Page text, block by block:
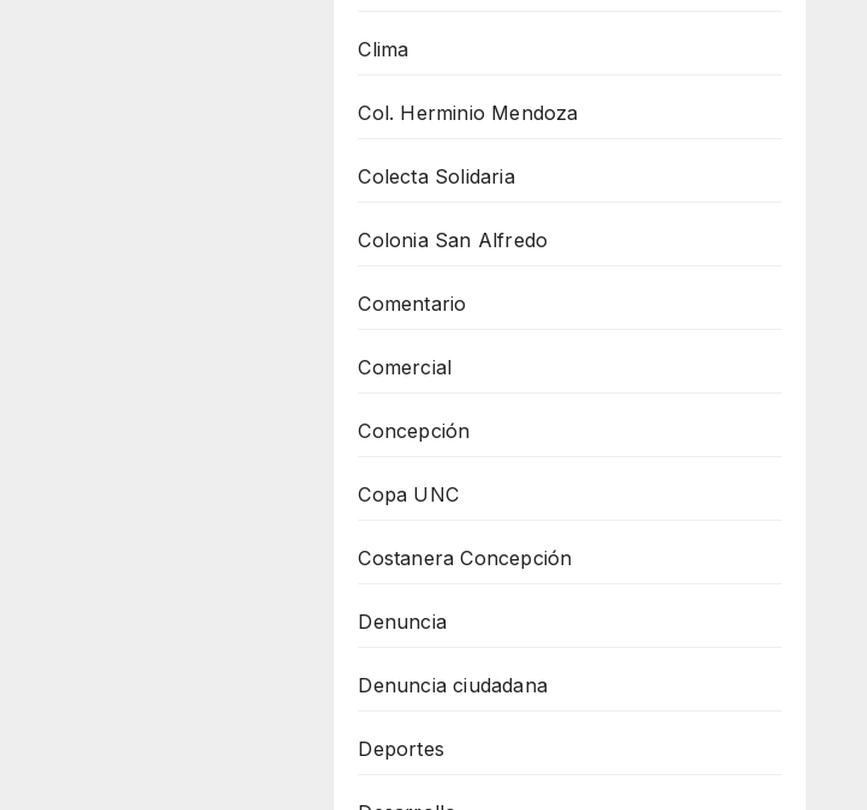
Clima
Col. Herminio Mendoza
Colecta Solidaria
Colonia San Alfredo
Comentario
Comercial
Concepción
Copa UNC
Costanera Concepción
Denuncia
Denuncia ciudadana
Deportes